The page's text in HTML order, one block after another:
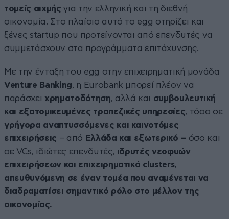
τομείς αιχμήςγια την ελληνική και τη διεθνή
οικονομία. Στο πλαίσιο αυτό το egg στηρίζει και
ξένες startup που προτείνονται από επενδυτές να
συμμετάσχουν στα προγράμματα επιτάχυνσης.
Με την ένταξη του egg στην επιχειρηματική μονάδα
Venture Banking, η Eurobank μπορεί πλέον να
παράσχει χρηματοδότηση, αλλά και συμβουλευτική
και εξατομικευμένες τραπεζικές υπηρεσίες, τόσο σε
γρήγορα αναπτυσσόμενες και καινοτόμες
επιχειρήσεις – από Ελλάδα και εξωτερικό – όσο και
σε VCs, ιδιώτες επενδυτές, ιδρυτές νεοφυών
επιχειρήσεων και επιχειρηματικά clusters,
απευθυνόμενη σε έναν τομέα που αναμένεται να
διαδραματίσει σημαντικό ρόλο στο μέλλον της
οικονομίας.